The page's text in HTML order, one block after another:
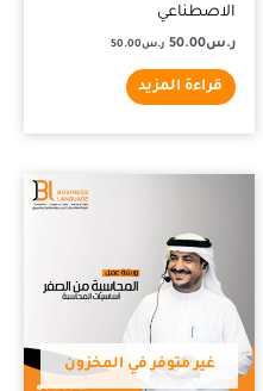
الاصطناعي
ر.س50.00 ر.س50.00
قراءة المزيد
غير متوفر في المخزون